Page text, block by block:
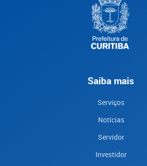
Saiba mais
Serviços
Notícias
Servidor
Investidor